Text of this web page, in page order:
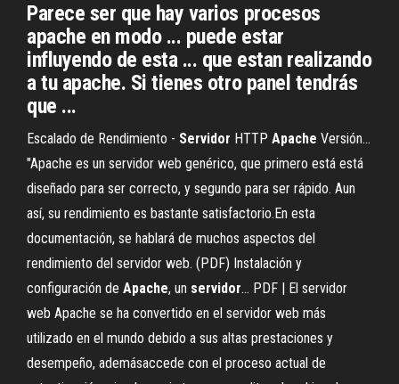
Parece ser que hay varios procesos
apache en modo ... puede estar
influyendo de esta ... que estan realizando
a tu apache. Si tienes otro panel tendrás
que ...
Escalado de Rendimiento - Servidor HTTP Apache Versión…
"Apache es un servidor web genérico, que primero está está
diseñado para ser correcto, y segundo para ser rápido. Aun
así, su rendimiento es bastante satisfactorio.En esta
documentación, se hablará de muchos aspectos del
rendimiento del servidor web. (PDF) Instalación y
configuración de Apache, un servidor… PDF | El servidor
web Apache se ha convertido en el servidor web más
utilizado en el mundo debido a sus altas prestaciones y
desempeño, ademásaccede con el proceso actual de